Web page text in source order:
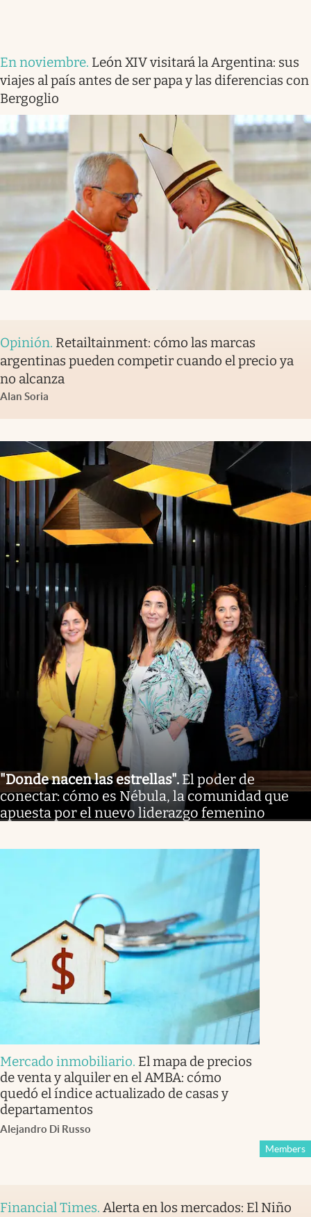
En noviembre. León XIV visitará la Argentina: sus
viajes al país antes de ser papa y las diferencias con
Bergoglio
Opinión. Retailtainment: cómo las marcas
argentinas pueden competir cuando el precio ya
no alcanza
Alan Soria
"Donde nacen las estrellas". El poder de
conectar: cómo es Nébula, la comunidad que
apuesta por el nuevo liderazgo femenino
Mercado inmobiliario. El mapa de precios
de venta y alquiler en el AMBA: cómo
quedó el índice actualizado de casas y
departamentos
Alejandro Di Russo
Members
Financial Times. Alerta en los mercados: El Niño